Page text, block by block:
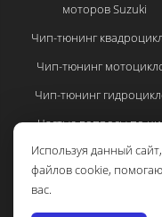
моторов Suzuki
Чип-тюнинг
Чип-тюнинг
Чип-тюнинг
Частые вопросы по
Политика
конфиденциальности
Используя данный
файлов cookie,
вас.